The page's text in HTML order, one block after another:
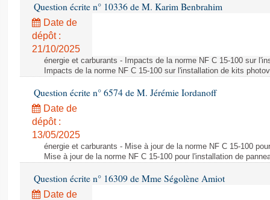
Question écrite n° 10336 de M. Karim Benbrahim
Date de
dépôt :
21/10/2025
énergie et carburants - Impacts de la norme NF C 15-100 sur
Impacts de la norme NF C 15-100 sur l'installation de kits
Question écrite n° 6574 de M. Jérémie Iordanoff
Date de
dépôt :
13/05/2025
énergie et carburants - Mise à jour de la norme NF C 15-100
Mise à jour de la norme NF C 15-100 pour l'installation de
Question écrite n° 16309 de Mme Ségolène Amiot
Date de